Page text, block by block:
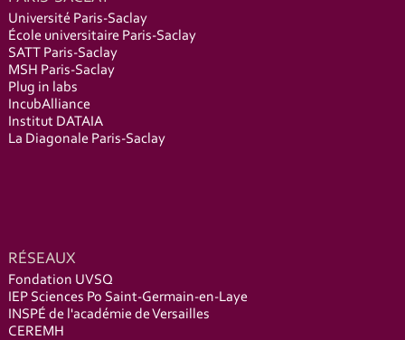
Université Paris-Saclay
École universitaire Paris-Saclay
SATT Paris-Saclay
MSH Paris-Saclay
Plug in labs
IncubAlliance
Institut DATAIA
La Diagonale Paris-Saclay
RÉSEAUX
Fondation UVSQ
IEP Sciences Po Saint-Germain-en-Laye
INSPÉ de l'académie de Versailles
CEREMH